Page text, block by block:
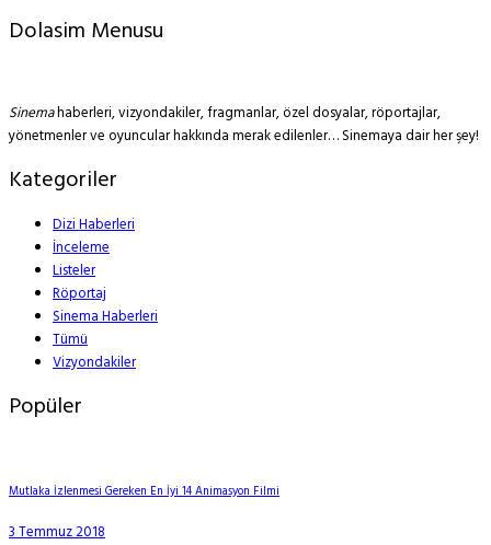
Dolasim Menusu
Sinemahaberleri, vizyondakiler, fragmanlar, özel dosyalar, röportajlar,
yönetmenler ve oyuncular hakkında merak edilenler… Sinemaya dair her şey!
Kategoriler
Dizi Haberleri
İnceleme
Listeler
Röportaj
Sinema Haberleri
Tümü
Vizyondakiler
Popüler
Mutlaka İzlenmesi Gereken En İyi 14 Animasyon Filmi
3 Temmuz 2018